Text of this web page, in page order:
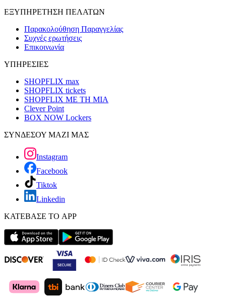
ΕΞΥΠΗΡΕΤΗΣΗ ΠΕΛΑΤΩΝ
Παρακολούθηση Παραγγελίας
Συχνές ερωτήσεις
Επικοινωνία
ΥΠΗΡΕΣΙΕΣ
SHOPFLIX max
SHOPFLIX tickets
SHOPFLIX ΜΕ ΤΗ ΜΙΑ
Clever Point
BOX NOW Lockers
ΣΥΝΔΕΣΟΥ ΜΑΖΙ ΜΑΣ
Instagram
Facebook
Tiktok
Linkedin
ΚΑΤΕΒΑΣΕ ΤΟ APP